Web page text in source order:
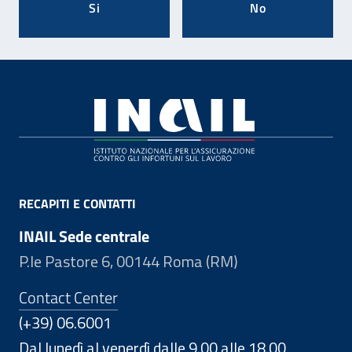
Si No
RECAPITI E CONTATTI
INAIL Sede centrale
P.le Pastore 6, 00144 Roma (RM)
Contact Center
(+39) 06.6001